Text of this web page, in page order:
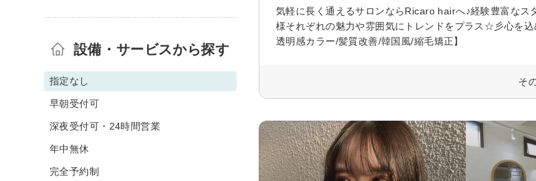
気軽に長く通えるサロンならRicaro hairへ♪経験豊富な
様それぞれの魅力や雰囲気にトレンドをプラス☆彡心を
透明感カラー/髪質改善/韓国風/縮毛矯正】
そ
設備・サービスから探す
指定なし
早朝受付可
深夜受付可・24時間営業
年中無休
完全予約制